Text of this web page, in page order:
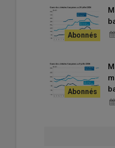
nouvelle récolte est
l’expectative au vu
cultures dans le
reconduits, à 430
La graine delinsur
destination de
€/t). En lin